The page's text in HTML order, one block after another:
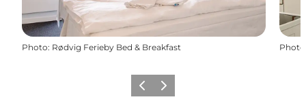
Photo: Rødvig Ferieby Bed & Breakfast Photo
PrécédentSuivant